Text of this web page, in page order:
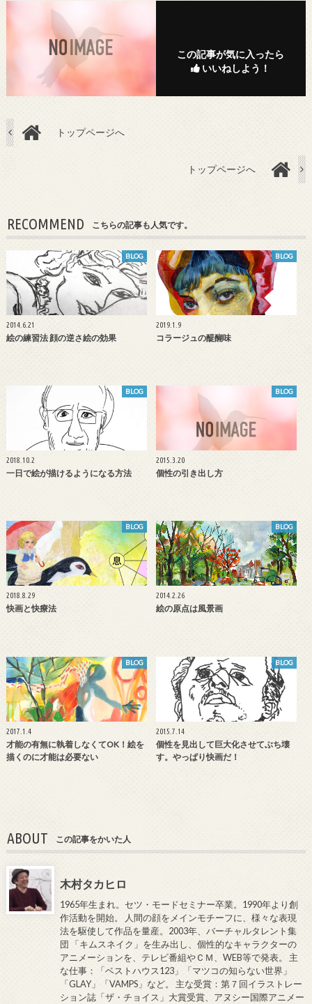
この記事が気に入ったら
いいねしよう！
トップページへ
トップページへ
RECOMMEND こちらの記事も人気です。
BLOG
2014.6.21
絵の練習法 顔の逆さ絵の効果
BLOG
2019.1.9
コラージュの醍醐味
BLOG
2018.10.2
一日で絵が描けるようになる方法
BLOG
2015.3.20
個性の引き出し方
BLOG
2018.8.29
快画と快療法
BLOG
2014.2.26
絵の原点は風景画
BLOG
2017.1.4
才能の有無に執着しなくてOK！絵を
描くのに才能は必要ない
BLOG
2015.7.14
個性を見出して巨大化させてぶち壊
す。やっぱり快画だ！
ABOUT この記事をかいた人
木村タカヒロ
1965年生まれ。セツ・モードセミナー卒業。1990年より創
作活動を開始。 人間の顔をメインモチーフに、様々な表現
法を駆使して作品を量産。2003年、バーチャルタレント集
団 「キムスネイク」を生み出し、個性的なキャラクターの
アニメーションを、テレビ番組やＣＭ、WEB等で発表。 主
な仕事：「ベストハウス123」「マツコの知らない世界」
「GLAY」「VAMPS」など。 主な受賞：第７回イラストレー
ション誌「ザ・チョイス」大賞受賞、アヌシー国際アニメー